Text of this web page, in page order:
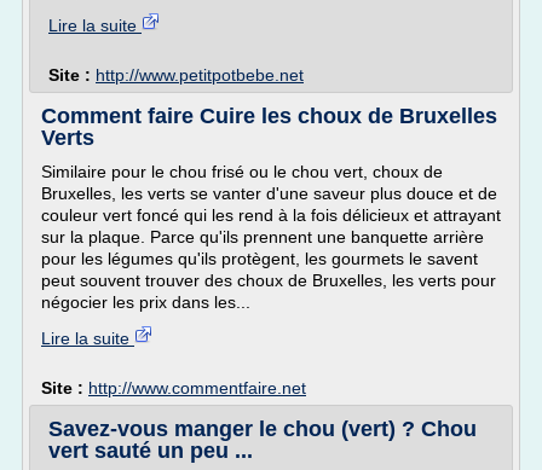
Lire la suite
Site : http://www.petitpotbebe.net
Comment faire Cuire les choux de Bruxelles
Verts
Similaire pour le chou frisé ou le chou vert, choux de
Bruxelles, les verts se vanter d'une saveur plus douce et de
couleur vert foncé qui les rend à la fois délicieux et attrayant
sur la plaque. Parce qu'ils prennent une banquette arrière
pour les légumes qu'ils protègent, les gourmets le savent
peut souvent trouver des choux de Bruxelles, les verts pour
négocier les prix dans les...
Lire la suite
Site : http://www.commentfaire.net
Savez-vous manger le chou (vert) ? Chou
vert sauté un peu ...